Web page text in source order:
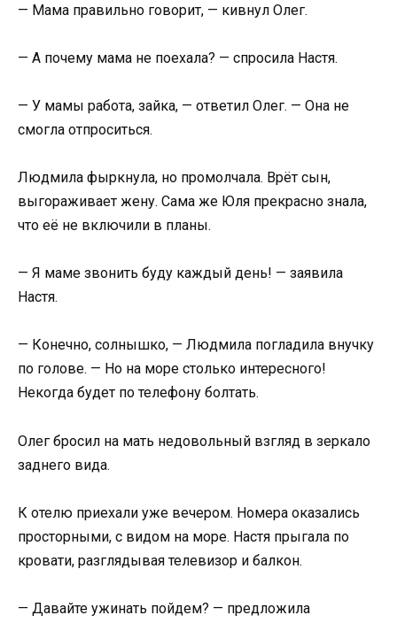
— Мама правильно говорит, — кивнул Олег.
— А почему мама не поехала? — спросила Настя.
— У мамы работа, зайка, — ответил Олег. — Она не
смогла отпроситься.
Людмила фыркнула, но промолчала. Врёт сын,
выгораживает жену. Сама же Юля прекрасно знала,
что её не включили в планы.
— Я маме звонить буду каждый день! — заявила
Настя.
— Конечно, солнышко, — Людмила погладила внучку
по голове. — Но на море столько интересного!
Некогда будет по телефону болтать.
Олег бросил на мать недовольный взгляд в зеркало
заднего вида.
К отелю приехали уже вечером. Номера оказались
просторными, с видом на море. Настя прыгала по
кровати, разглядывая телевизор и балкон.
— Давайте ужинать пойдем? — предложила